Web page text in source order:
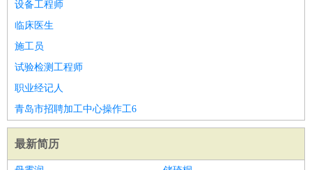
设备工程师
临床医生
施工员
试验检测工程师
职业经记人
青岛市招聘加工中心操作工6
最新简历